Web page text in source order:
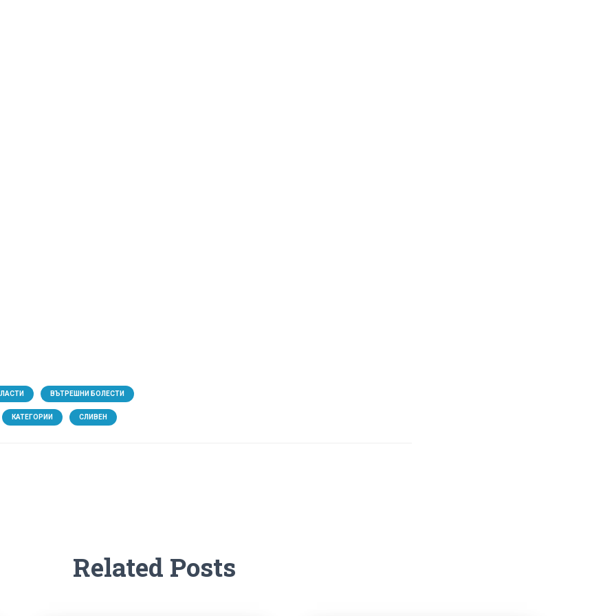
ВЪТРЕШНИ БОЛЕСТИ
КАТЕГОРИИ СЛИВЕН
Related Posts